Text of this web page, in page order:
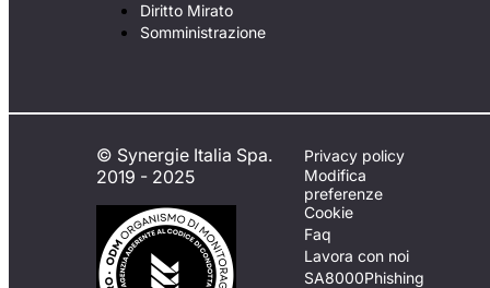
Diritto Mirato
Somministrazione
© Synergie Italia Spa.
2019 - 2025
Privacy policy
Modifica
preferenze
Cookie
Faq
Lavora con noi
SA8000Phishing